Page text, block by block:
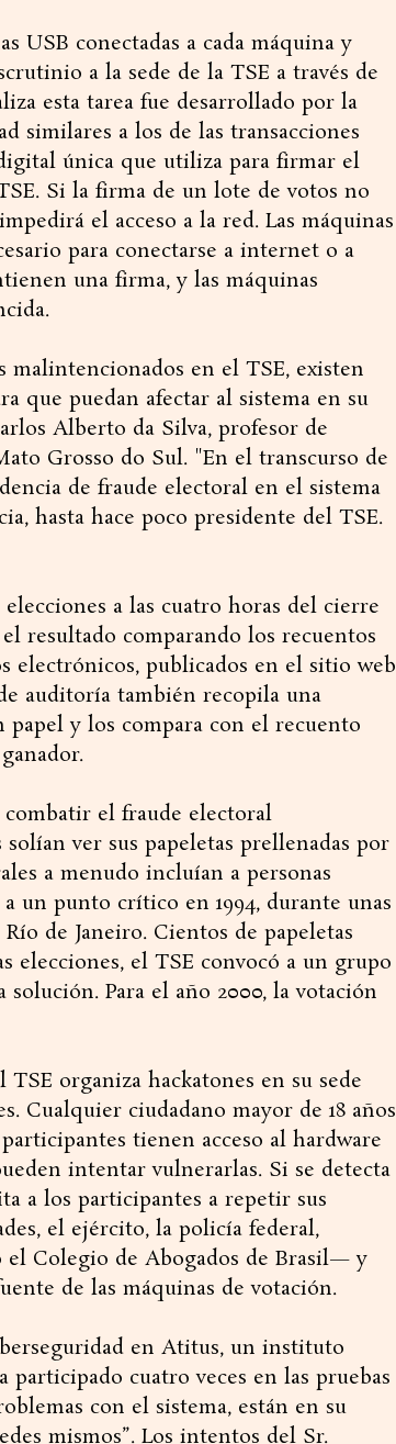
USB conectadas a cada máquina y
a la sede de la TSE a través de
esta tarea fue desarrollado por la
similares a los de las transacciones
única que utiliza para firmar el
Si la firma de un lote de votos no
el acceso a la red. Las máquinas
para conectarse a internet o a
una firma, y ​​las máquinas
malintencionados en el TSE, existen
que puedan afectar al sistema en su
Alberto da Silva, profesor de
Grosso do Sul. "En el transcurso de
de fraude electoral en el sistema
hasta hace poco presidente del TSE.
a las cuatro horas del cierre
resultado comparando los recuentos
electrónicos, publicados en el sitio web
auditoría también recopila una
y los compara con el recuento
el fraude electoral
ver sus papeletas prellenadas por
a menudo incluían a personas
un punto crítico en 1994, durante unas
de Janeiro. Cientos de papeletas
elecciones, el TSE convocó a un grupo
Para el año 2000, la votación
organiza hackatones en su sede
Cualquier ciudadano mayor de 18 años
tienen acceso al hardware
intentar vulnerarlas. Si se detecta
a los participantes a repetir sus
el ejército, la policía federal,
Colegio de Abogados de Brasil— y
de las máquinas de votación.
en Atitus, un instituto
cuatro veces en las pruebas
con el sistema, están en su
mismos”. Los intentos del Sr.